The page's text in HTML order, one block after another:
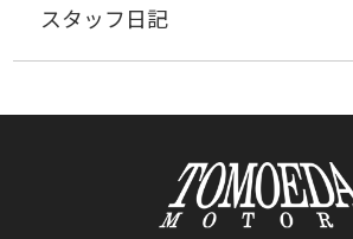
スタッフ日記